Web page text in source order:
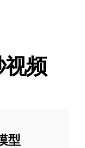
视频
型